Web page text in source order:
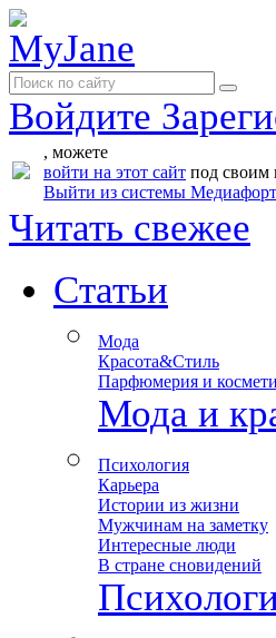
Войдите
, можете
войти на этот сайт под своим
Выйти из системы Медиафорт
Читать свежее
Статьи
Мода
Красота&Стиль
Парфюмерия и
Мода и
Психология
Карьера
Истории из жизни
Мужчинам на заметку
Интересные люди
В стране сновидений